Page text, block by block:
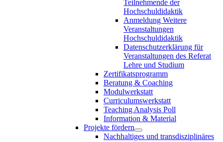
Teilnehmende der
Hochschuldidaktik
Anmeldung Weitere
Veranstaltungen
Hochschuldidaktik
Datenschutzerklärung für
Veranstaltungen des Referat
Lehre und Studium
Zertifikatsprogramm
Beratung & Coaching
Modulwerkstatt
Curriculumswerkstatt
Teaching Analysis Poll
Information & Material
Projekte fördern
Nachhaltiges und transdisziplinäres